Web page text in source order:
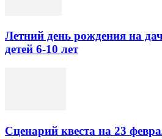
Летний день рождения на
детей 6-10 лет
Сценарий квеста на 23